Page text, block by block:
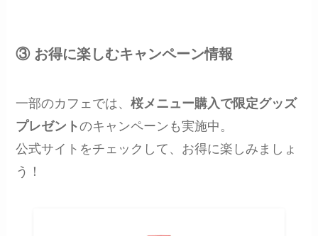
③ お得に楽しむキャンペーン情報
一部のカフェでは、桜メニュー購入で限定グッズ
プレゼントのキャンペーンも実施中。
公式サイトをチェックして、お得に楽しみましょ
う！